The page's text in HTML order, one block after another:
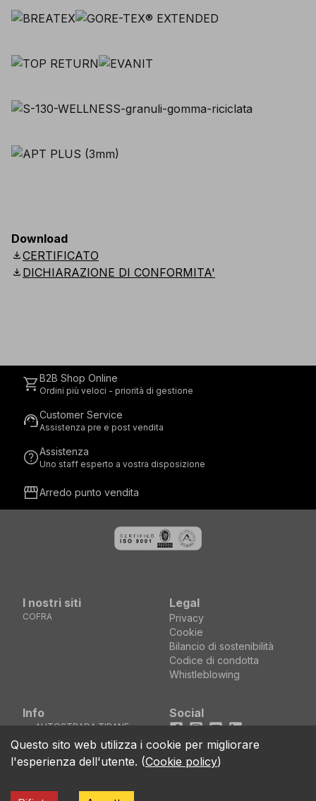
Download
downloadCERTIFICATO
download DICHIARAZIONE DI CONFORMITA'
shopping_cartB2B Shop Online
Ordini più veloci - priorità di gestione
support_agentCustomer Service
Assistenza pre e post vendita
helpAssistenza
Uno staff esperto a vostra disposizione
storefrontArredo punto vendita
I nostri siti
COFRA
Legal
Privacy
Cookie
Bilancio di sostenibilità
Codice di condotta
Whistleblowing
Info
location_on
AUTOSTRADA TIRANE
DURRES KM5 MEZEZ
KASHAR - TIRANE
(ALBANIA)
Social
Facebook
Instagram
Youtube
LinkedIn
Questo sito web utilizza i cookie per migliorare
l'esperienza dell'utente. (Cookie policy)